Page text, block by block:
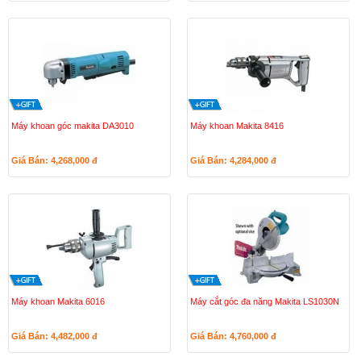
Máy khoan góc makita DA3010
Giá Bán: 4,268,000 đ
Máy khoan Makita 8416
Giá Bán: 4,284,000 đ
Máy khoan Makita 6016
Giá Bán: 4,482,000 đ
Máy cắt góc đa năng Makita LS1030N
Giá Bán: 4,760,000 đ